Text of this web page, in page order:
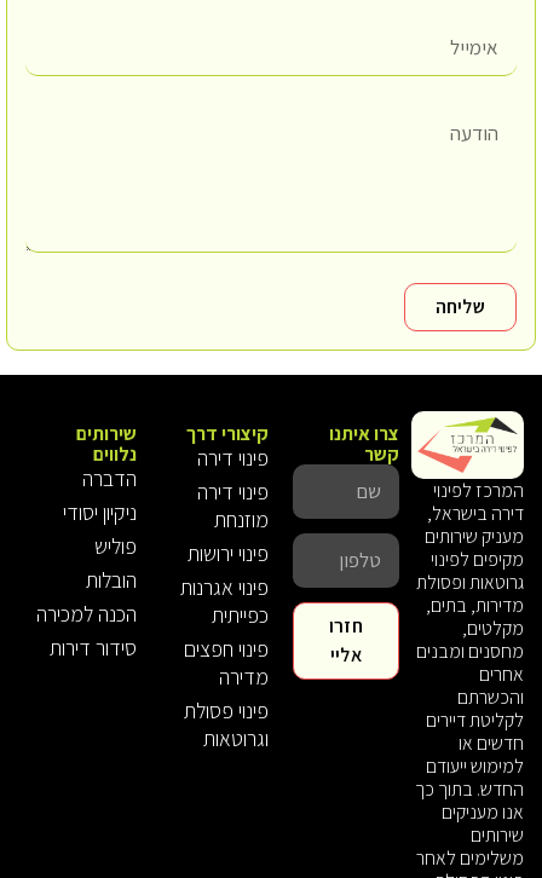
שליחה
המרכז לפינוי
דירה בישראל,
מעניק שירותים
מקיפים לפינוי
גרוטאות ופסולת
מדירות, בתים,
מקלטים,
מחסנים ומבנים
אחרים
והכשרתם
לקליטת דיירים
חדשים או
למימוש ייעודם
החדש. בתוך כך
אנו מעניקים
שירותים
משלימים לאחר
קיצורי דרך
פינוי דירה
פינוי דירה
מוזנחת
פינוי ירושות
פינוי אגרנות
כפייתית
פינוי חפצים
מדירה
פינוי פסולת
וגרוטאות
שירותים
נלווים
הדברה
ניקיון יסודי
פוליש
הובלות
הכנה למכירה
סידור דירות
צרו איתנו
קשר
חזרו
אליי